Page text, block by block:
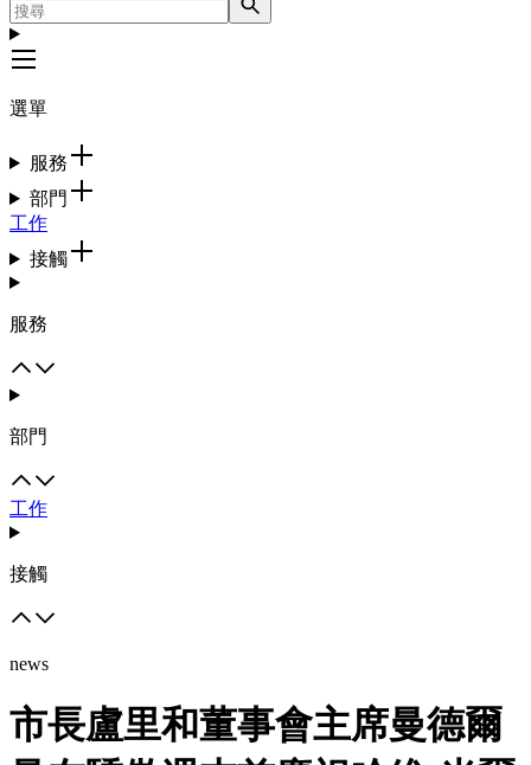
選單
服務
部門
工作
接觸
服務
部門
工作
接觸
news
市長盧里和董事會主席曼德爾